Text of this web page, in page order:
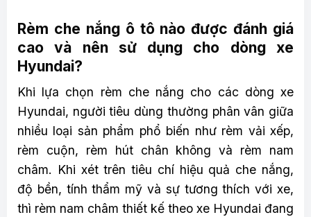
Rèm che nắng ô tô nào được đánh giá
cao và nên sử dụng cho dòng xe
Hyundai?
Khi lựa chọn rèm che nắng cho các dòng xe
Hyundai, người tiêu dùng thường phân vân giữa
nhiều loại sản phẩm phổ biến như rèm vải xếp,
rèm cuộn, rèm hút chân không và rèm nam
châm. Khi xét trên tiêu chí hiệu quả che nắng,
độ bền, tính thẩm mỹ và sự tương thích với xe,
thì rèm nam châm thiết kế theo xe Hyundai đang